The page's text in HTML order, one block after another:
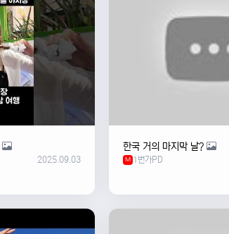
2025.09.03
한국 거의 마지막 날?
M 1번가PD